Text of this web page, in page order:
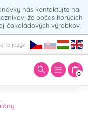
nás kontaktujte na
že počas horúcich
čokoládových výrobkov.
jazyk:
0